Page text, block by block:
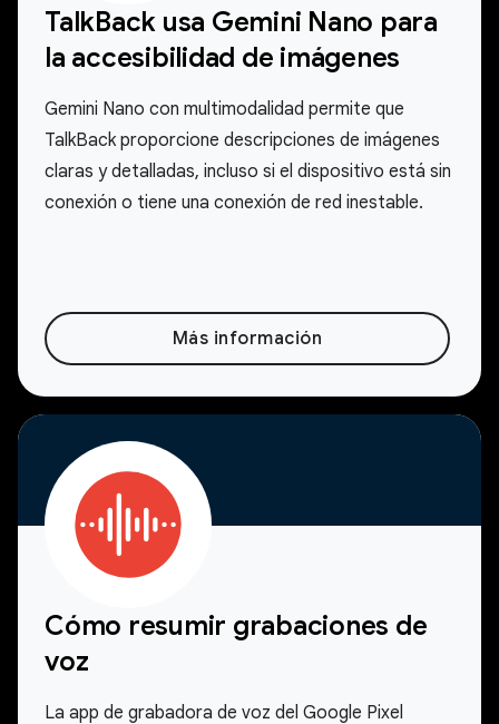
TalkBack usa Gemini Nano para
la accesibilidad de imágenes
Gemini Nano con multimodalidad permite que
TalkBack proporcione descripciones de imágenes
claras y detalladas, incluso si el dispositivo está sin
conexión o tiene una conexión de red inestable.
Más información
Cómo resumir grabaciones de
voz
La app de grabadora de voz del Google Pixel